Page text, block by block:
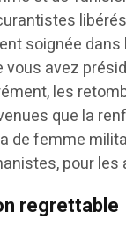
soignée dans
avez
les
que la
de femme
pour les
regrettable